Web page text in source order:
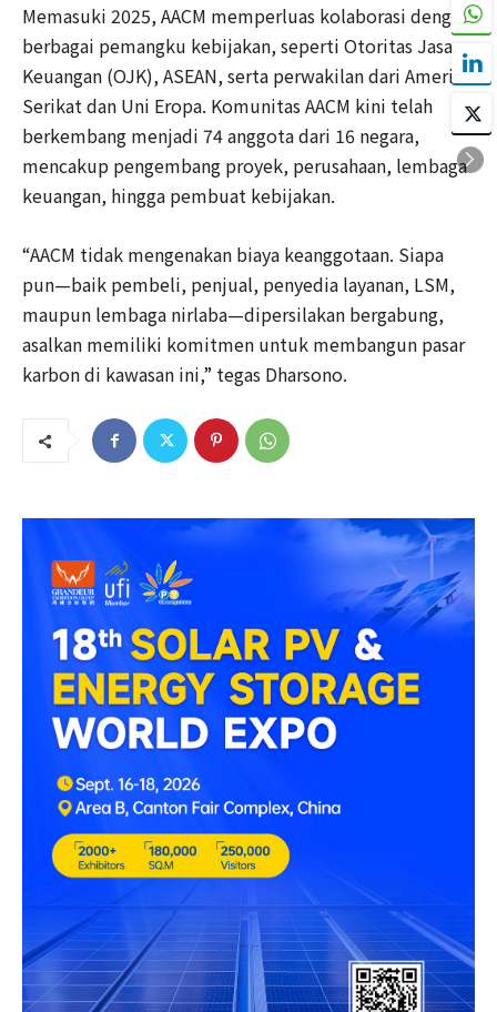
Memasuki 2025, AACM memperluas kolaborasi dengan
berbagai pemangku kebijakan, seperti Otoritas Jasa
Keuangan (OJK), ASEAN, serta perwakilan dari Amerika
Serikat dan Uni Eropa. Komunitas AACM kini telah
berkembang menjadi 74 anggota dari 16 negara,
mencakup pengembang proyek, perusahaan, lembaga
keuangan, hingga pembuat kebijakan.
“AACM tidak mengenakan biaya keanggotaan. Siapa
pun—baik pembeli, penjual, penyedia layanan, LSM,
maupun lembaga nirlaba—dipersilakan bergabung,
asalkan memiliki komitmen untuk membangun pasar
karbon di kawasan ini,” tegas Dharsono.